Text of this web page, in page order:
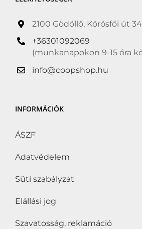
2100 Gödöllő, Körösfői út
+36301092069
(munkanapokon 9-15 óra
info@coopshop.hu
INFORMÁCIÓK
ÁSZF
Adatvédelem
Süti szabályzat
Elállási jog
Szavatosság, reklamáció